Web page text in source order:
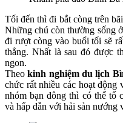
Tối đến thì đi bắt còng trên
Những chú còn thường sống
đi rượt còng vào buổi tối sẽ
thẳng. Nhất là sau đó được
ngon.
Theokinh nghiệm du lịch
chức rất nhiều các hoạt
nhóm bạn đông thì có thể tổ
và hấp dẫn với hải sản nướng